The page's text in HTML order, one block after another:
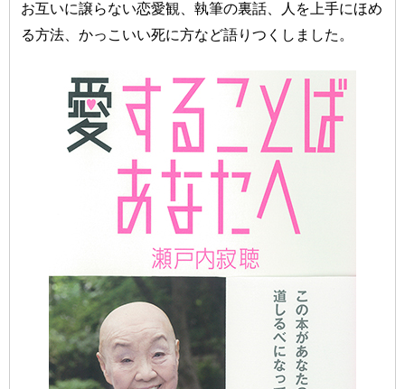
お互いに譲らない恋愛観、執筆の裏話、人を上手にほめ
る方法、かっこいい死に方など語りつくしました。